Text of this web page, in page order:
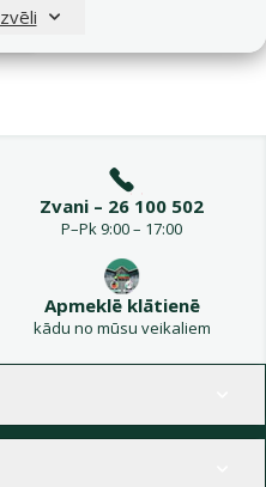
grozam
Zvani – 26 100 502
P–Pk 9:00 – 17:00
Apmeklē klātienē
kādu no mūsu veikaliem